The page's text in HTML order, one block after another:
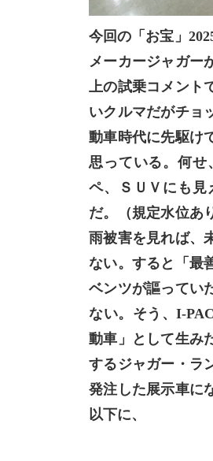
今回の「お宝」
メーカージャガー
上の試乗コメント
いクルマだがチョ
動車時代に先駆け
思っている。何せ
ペ、ＳＵＶにも見
だ。（規定水位あ
雨被害を見れば、
ない。すると「最
ベンツが謳ってい
ない。そう、I-
動車」として生み
するジャガー・ラ
発注した展示車に
以下に、